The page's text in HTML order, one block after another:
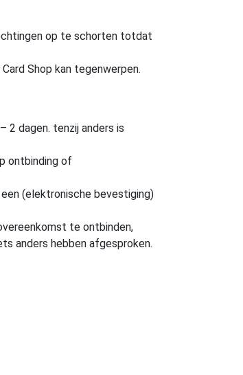
op te schorten totdat
Shop kan tegenwerpen.
2 dagen. tenzij anders is
ontbinding of
(elektronische bevestiging)
te ontbinden,
anders hebben afgesproken.